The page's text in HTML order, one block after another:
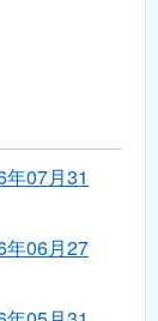
07月31
年06月27